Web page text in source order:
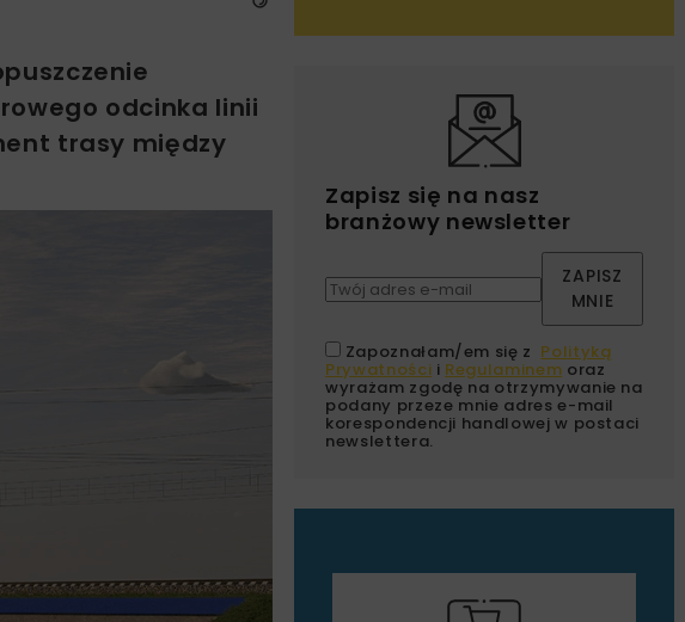
odcinka linii
trasy między
Zapisz się na nasz
branżowy newsletter
ZAPISZ
MNIE
Zapoznałam/em się z Polityką
Prywatności i Regulaminem oraz
wyrażam zgodę na otrzymywanie na
podany przeze mnie adres e-mail
korespondencji handlowej w postaci
newslettera.